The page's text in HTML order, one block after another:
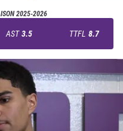
2025-2026
AST 3.5 TTFL 8.7